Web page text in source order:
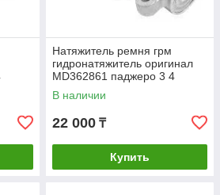
Натяжитель ремня грм
гидронатяжитель оригинал
MD362861 паджеро 3 4
pajero
В наличии
22 000 ₸
Купить